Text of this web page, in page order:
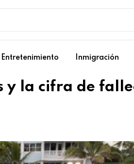
Entretenimiento Inmigración
y la cifra de